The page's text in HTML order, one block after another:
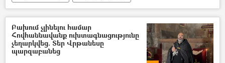
թանկացում
Սուրեն Պարսյան
գին
Վերին Լարս
Ռուսաստան
բենզին
Ադրբեջան
Բախում չլինելու համար
Հովհաննավանք ուխտագնացությունը
չեղարկվեց. Տեր Վրթանեսը
պարզաբանեց